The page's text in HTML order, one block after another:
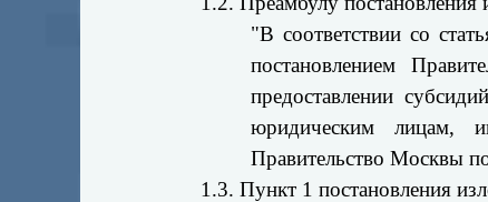
"В соответствии со
постановлением
предоставлении
юридическим лицам,
Правительство Москвы
1.3. Пункт 1 постановления